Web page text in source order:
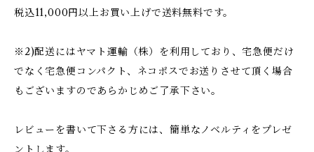
税込11,000円以上お買い上げで送料無料です。
※2)配送にはヤマト運輸（株）を利用しており、宅急便だけ
でなく宅急便コンパクト、ネコポスでお送りさせて頂く場合
もございますのであらかじめご了承下さい。
レビューを書いて下さる方には、簡単なノベルティをプレゼ
ントします。